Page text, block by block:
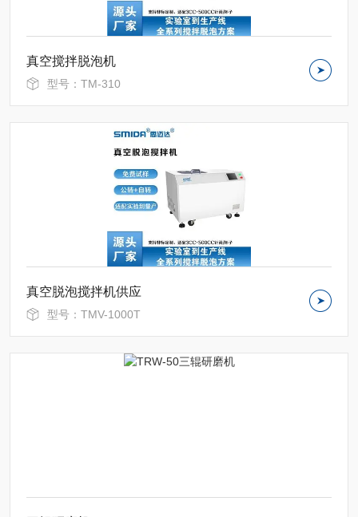
真空搅拌脱泡机
型号：TM-310
真空脱泡搅拌机供应
型号：TMV-1000T